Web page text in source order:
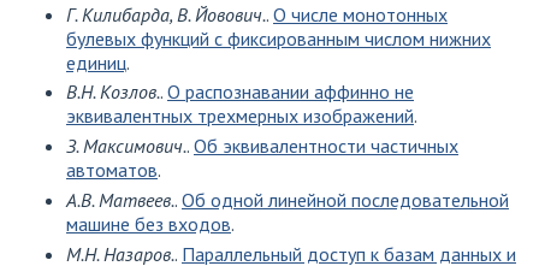
Г. Килибарда, В. Йовович.. О числе монотонных
булевых функций с фиксированным числом нижних
единиц.
В.Н. Козлов.. О распознавании аффинно не
эквивалентных трехмерных изображений.
З. Максимович.. Об эквивалентности частичных
автоматов.
А.В. Матвеев.. Об одной линейной последовательной
машине без входов.
М.Н. Назаров.. Параллельный доступ к базам данных и